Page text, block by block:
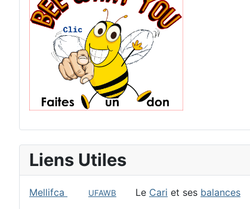
Liens Utiles
Mellifca UFAWB Le Cari et ses balances